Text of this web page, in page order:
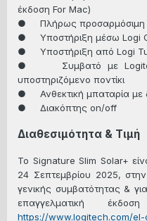
έκδοση For Mac)
● Πλήρως προσαρμόσιμη
● Υποστήριξη μέσω Logi
● Υποστήριξη από Logi
● Συμβατό με
υποστηριζόμενο ποντίκι
● Ανθεκτική μπαταρία με
● Διακόπτης on/off
Διαθεσιμότητα & Τιμή
Το Signature Slim Solar+
24 Σεπτεμβρίου 2025,
γενικής συμβατότητας &
επαγγελματική
https://www.logitech.com/el-